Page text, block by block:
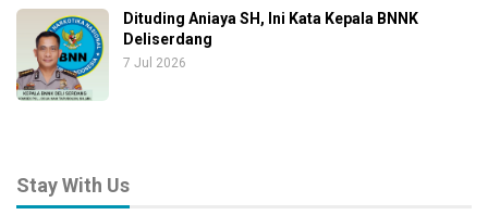
Dituding Aniaya SH, Ini Kata Kepala BNNK
Deliserdang
7 Jul 2026
Stay With Us